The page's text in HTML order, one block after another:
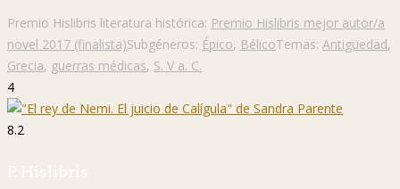
Premio Hislibris literatura histórica: Premio Hislibris mejor autor/a
novel 2017 (finalista)Subgéneros: Épico, BélicoTemas: Antigüedad,
Grecia, guerras médicas, S. V a. C.
4
8.2
P. Hislibris